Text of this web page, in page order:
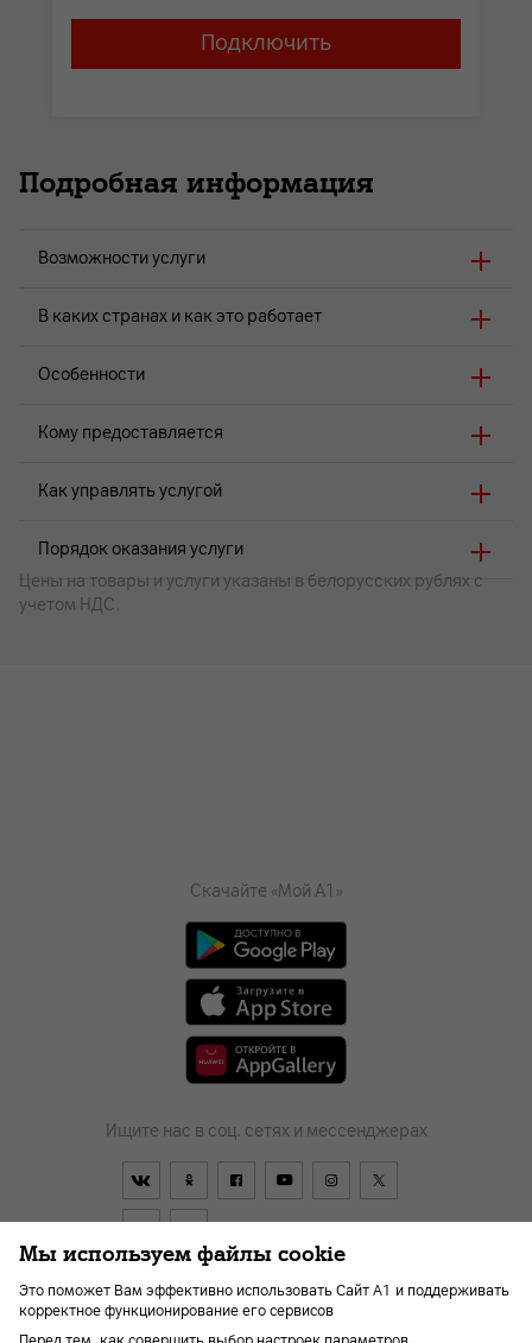
Подключить
Подробная информация
Возможности услуги
В каких странах и как это работает
Особенности
Кому предоставляется
Как управлять услугой
Порядок оказания услуги
Цены на товары и услуги указаны в белорусских рублях с
учетом НДС.
Скачайте «Мой А1»
Ищите нас в соц. сетях и мессенджерах
Договор О компании Новости
Мы используем файлы cookie
Это поможет Вам эффективно использовать Сайт А1 и поддерживать
корректное функционирование его сервисов